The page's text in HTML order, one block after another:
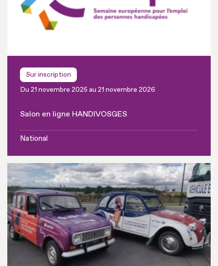
Sur inscription
Du 21 novembre 2025 au 21 novembre 2026
Salon en ligne HANDIVOSGES
National